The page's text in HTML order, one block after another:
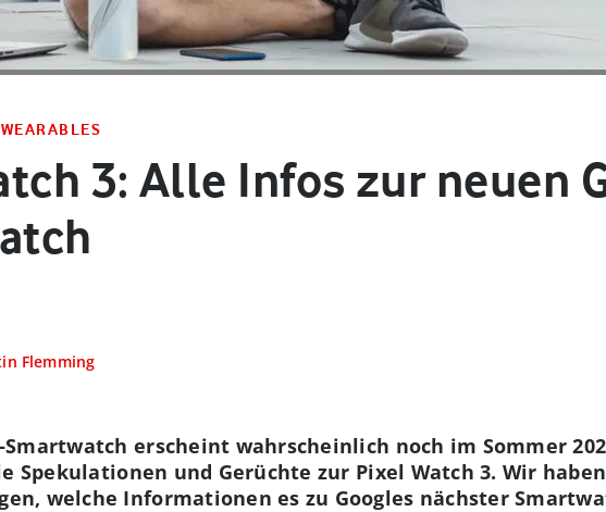
3: Alle Infos zur neuen
Flemming
Smartwatch erscheint wahrscheinlich noch im Sommer
Spekulationen und Gerüchte zur Pixel Watch 3. Wir
welche Informationen es zu Googles nächster